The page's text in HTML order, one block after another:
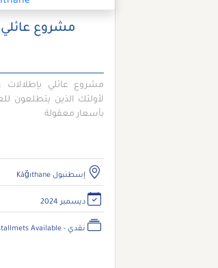
مشروع عائلي
مشروع عائلي بإطلالات
لأولئك الذين يتطلعون
بأسعار معقولة
إسطنبول Kâğıthane
ديسمبر 2024
نقدي - Installmets Available